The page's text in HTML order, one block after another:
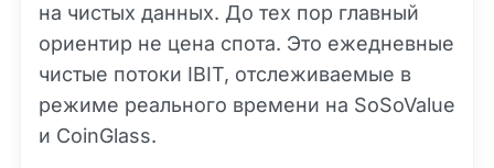
на чистых данных. До тех пор главный
ориентир не цена спота. Это ежедневные
чистые потоки IBIT, отслеживаемые в
режиме реального времени на SoSoValue
и CoinGlass.